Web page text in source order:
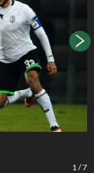
1 /7